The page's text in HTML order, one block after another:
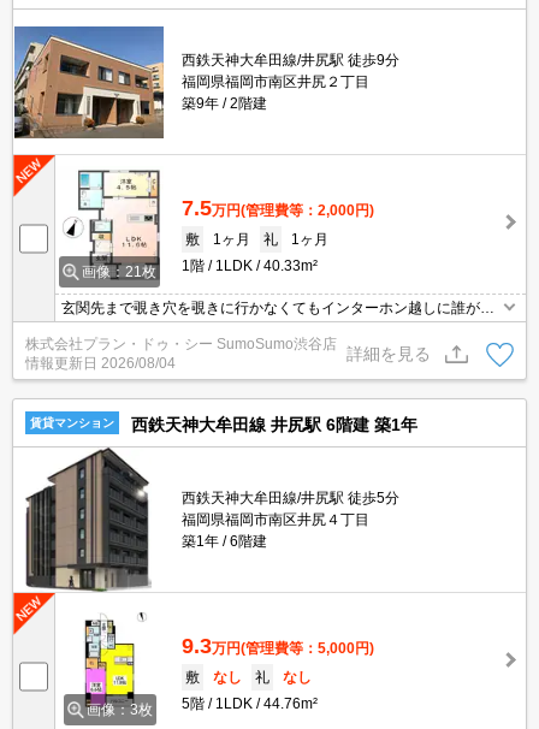
西鉄天神大牟田線/井尻駅 徒歩9分
福岡県福岡市南区井尻２丁目
築9年
2階建
画像：21枚
7.5万円(管理費等：2,000円)
敷
1ヶ月 礼
1ヶ月
1階
1LDK 40.33m²
玄関先まで覗き穴を覗きに行かなくてもインターホン越しに誰が来
たのかを確認できるので安心感があります。収納はシューズボック
ス・クロゼットなどが備え付けられているので、衣類や日用品の収
納に重宝します。化粧品や洗面道具といった小物をまとめて収納で
きる独立洗面台があります。敷地内に居住者用の駐輪場がある物件
です。
株式会社プラン・ドゥ・シー SumoSumo渋谷店
情報更新日 2026/08/04
詳細を見る
賃貸マンション 西鉄天神大牟田線 井尻駅 6階建 築1年
西鉄天神大牟田線/井尻駅 徒歩5分
福岡県福岡市南区井尻４丁目
築1年
6階建
画像：3枚
9.3万円(管理費等：5,000円)
敷
なし 礼
なし
5階
1LDK 44.76m²